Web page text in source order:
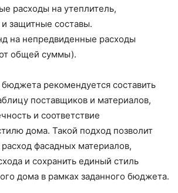
расходы на утеплитель,
защитные составы.
на непредвиденные расходы
общей суммы).
рекомендуется составить
поставщиков и материалов,
и соответствие
дома. Такой подход позволит
фасадных материалов,
и сохранить единый стиль
дома в рамках заданного бюджета.